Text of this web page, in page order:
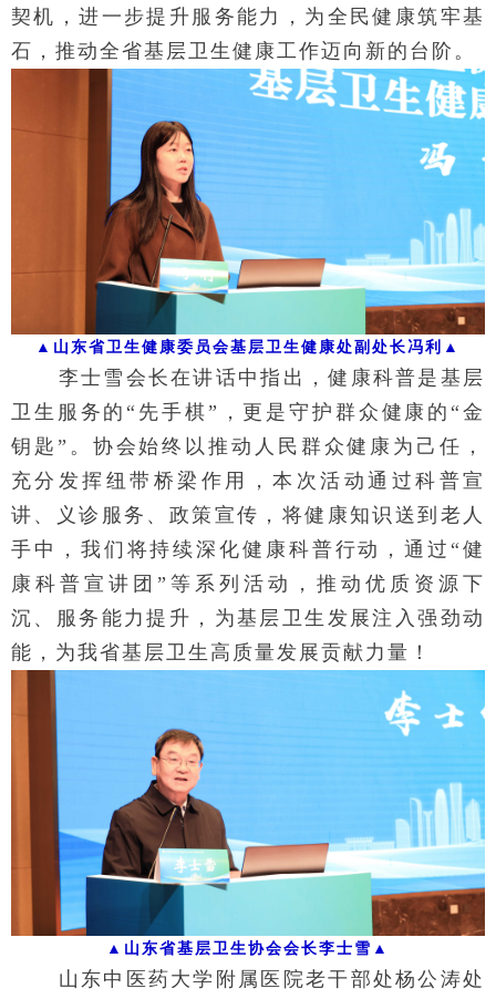
契机，进一步提升服务能力，为全民健康筑牢基
石，推动全省基层卫生健康工作迈向新的台阶。
▲ 山东省卫生健康委员会基层卫生健康处副处长冯利 ▲
李士雪会长在讲话中指出，健康科普是基层
卫生服务的“先手棋”，更是守护群众健康的“金
钥匙”。协会始终以推动人民群众健康为己任，
充分发挥纽带桥梁作用，本次活动通过科普宣
讲、义诊服务、政策宣传，将健康知识送到老人
手中，我们将持续深化健康科普行动，通过“健
康科普宣讲团”等系列活动，推动优质资源下
沉、服务能力提升，为基层卫生发展注入强劲动
能，为我省基层卫生高质量发展贡献力量！
▲ 山东省基层卫生协会会长李士雪 ▲
山东中医药大学附属医院老干部处杨公涛处